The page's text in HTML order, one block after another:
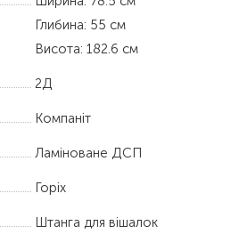
Глибина: 55 см
Висота: 182.6 см
2Д
Компаніт
Ламіноване ДСП
Горіх
Штанга для вішалок